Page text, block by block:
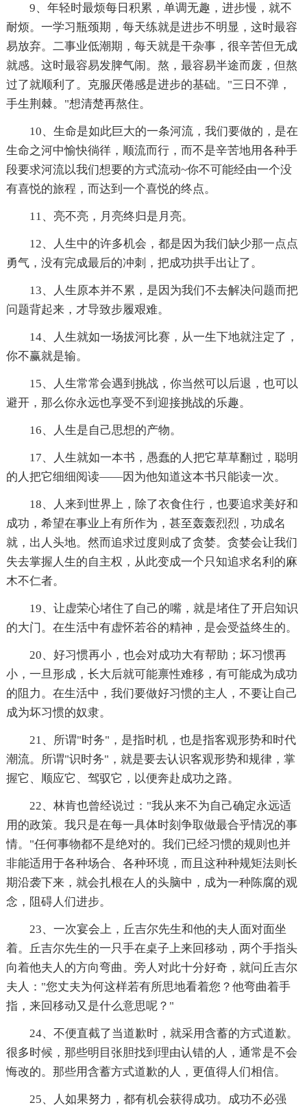
9、年轻时最烦每日积累，单调无趣，进步慢，就不
耐烦。一学习瓶颈期，每天练就是进步不明显，这时最容
易放弃。二事业低潮期，每天就是干杂事，很辛苦但无成
就感。这时最容易发脾气闹。熬，最容易半途而废，但熬
过了就顺利了。克服厌倦感是进步的基础。"三日不弹，
手生荆棘。"想清楚再熬住。
10、生命是如此巨大的一条河流，我们要做的，是在
生命之河中愉快徜徉，顺流而行，而不是辛苦地用各种手
段要求河流以我们想要的方式流动~你不可能经由一个没
有喜悦的旅程，而达到一个喜悦的终点。
11、亮不亮，月亮终归是月亮。
12、人生中的许多机会，都是因为我们缺少那一点点
勇气，没有完成最后的冲刺，把成功拱手出让了。
13、人生原本并不累，是因为我们不去解决问题而把
问题背起来，才导致步履艰难。
14、人生就如一场拔河比赛，从一生下地就注定了，
你不赢就是输。
15、人生常常会遇到挑战，你当然可以后退，也可以
避开，那么你永远也享受不到迎接挑战的乐趣。
16、人生是自己思想的产物。
17、人生就如一本书，愚蠢的人把它草草翻过，聪明
的人把它细细阅读——因为他知道这本书只能读一次。
18、人来到世界上，除了衣食住行，也要追求美好和
成功，希望在事业上有所作为，甚至轰轰烈烈，功成名
就，出人头地。然而追求过度则成了贪婪。贪婪会让我们
失去掌握人生的自主权，从此变成一个只知追求名利的麻
木不仁者。
19、让虚荣心堵住了自己的嘴，就是堵住了开启知识
的大门。在生活中有虚怀若谷的精神，是会受益终生的。
20、好习惯再小，也会对成功大有帮助；坏习惯再
小，一旦形成，长大后就可能禀性难移，有可能成为成功
的阻力。在生活中，我们要做好习惯的主人，不要让自己
成为坏习惯的奴隶。
21、所谓"时务"，是指时机，也是指客观形势和时代
潮流。所谓"识时务"，就是要去认识客观形势和规律，掌
握它、顺应它、驾驭它，以便奔赴成功之路。
22、林肯也曾经说过："我从来不为自己确定永远适
用的政策。我只是在每一具体时刻争取做最合乎情况的事
情。"任何事物都不是绝对的。我们已经习惯的规则也并
非能适用于各种场合、各种环境，而且这种种规矩法则长
期沿袭下来，就会扎根在人的头脑中，成为一种陈腐的观
念，阻碍人们进步。
23、一次宴会上，丘吉尔先生和他的夫人面对面坐
着。丘吉尔先生的一只手在桌子上来回移动，两个手指头
向着他夫人的方向弯曲。旁人对此十分好奇，就问丘吉尔
夫人："您丈夫为何这样若有所思地看着您？他弯曲着手
指，来回移动又是什么意思呢？"
24、不便直截了当道歉时，就采用含蓄的方式道歉。
很多时候，那些明目张胆找到理由认错的人，通常是不会
悔改的。那些用含蓄方式道歉的人，更值得人们相信。
25、人如果努力，都有机会获得成功。成功不必强